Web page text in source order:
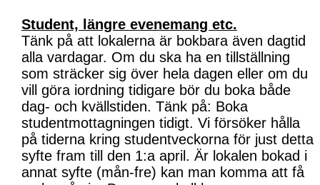
Student, längre evenemang etc.
Tänk på att lokalerna är bokbara även dagtid
alla vardagar. Om du ska ha en tillställning
som sträcker sig över hela dagen eller om du
vill göra iordning tidigare bör du boka både
dag- och kvällstiden. Tänk på: Boka
studentmottagningen tidigt. Vi försöker hålla
på tiderna kring studentveckorna för just detta
syfte fram till den 1:a april. Är lokalen bokad i
annat syfte (mån-fre) kan man komma att få